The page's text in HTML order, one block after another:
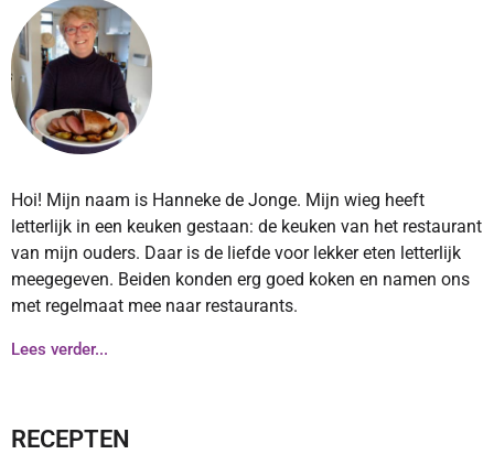
Hoi! Mijn naam is Hanneke de Jonge. Mijn wieg heeft
letterlijk in een keuken gestaan: de keuken van het restaurant
van mijn ouders. Daar is de liefde voor lekker eten letterlijk
meegegeven. Beiden konden erg goed koken en namen ons
met regelmaat mee naar restaurants.
Lees verder...
RECEPTEN